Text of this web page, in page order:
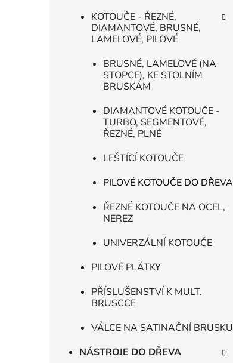
KOTOUČE - ŘEZNÉ,
DIAMANTOVÉ, BRUSNÉ,
LAMELOVÉ, PILOVÉ
BRUSNÉ, LAMELOVÉ (NA
STOPCE), KE STOLNÍM
BRUSKÁM
DIAMANTOVÉ KOTOUČE -
TURBO, SEGMENTOVÉ,
ŘEZNÉ, PLNÉ
LEŠTÍCÍ KOTOUČE
PILOVÉ KOTOUČE DO DŘEVA
ŘEZNÉ KOTOUČE NA OCEL,
NEREZ
UNIVERZÁLNÍ KOTOUČE
PILOVÉ PLÁTKY
PŘÍSLUŠENSTVÍ K MULT.
BRUSCCE
VÁLCE NA SATINAČNÍ BRUSKU
NÁSTROJE DO DŘEVA